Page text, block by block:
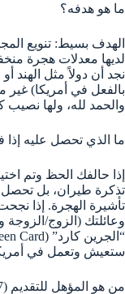
ما هو هدفه؟
الهدف بسيط: تنويع
لديها معدلات هجرة
نجد أن دولاً مثل الهند
بالفعل في أمريكا) غير
والحمد لله، ولها نصيب
ما الذي تحصل عليه
إذا حالفك الحظ وتم
تذكرة طيران، بل
تأشيرة الهجرة. إذا
ستعيش وتعمل في
من هو المؤهل للتقديم (DV-2027)؟